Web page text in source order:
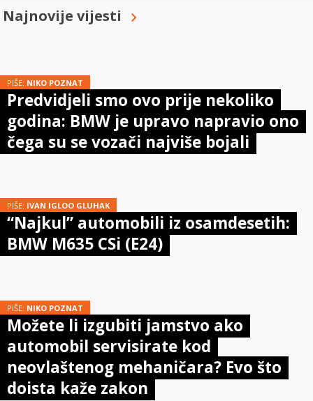
Najnovije vijesti
PIŠE: NIKO POZNAT
Predvidjeli smo ovo prije nekoliko
godina: BMW je upravo napravio ono
čega su se vozači najviše bojali
PIŠE: IVAN IGLOO GLUHAK
“Najkul” automobili iz osamdesetih:
BMW M635 CSi (E24)
PIŠE: NIKO POZNAT
Možete li izgubiti jamstvo ako
automobil servisirate kod
neovlaštenog mehaničara? Evo što
doista kaže zakon